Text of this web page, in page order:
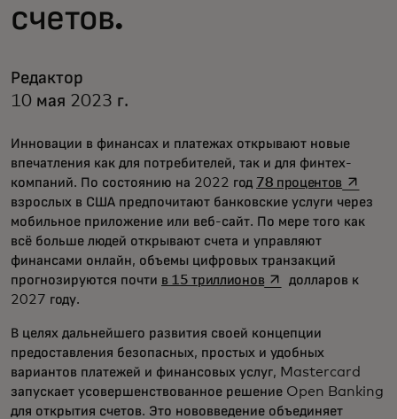
счетов.
Редактор
10 мая 2023 г.
Инновации в финансах и платежах открывают новые
впечатления как для потребителей, так и для финтех-
компаний. По состоянию на 2022 год 78 процентовopens
взрослых в США предпочитают банковские услуги через
мобильное приложение или веб-сайт. По мере того как
всё больше людей открывают счета и управляют
финансами онлайн, объемы цифровых транзакций
прогнозируются почти в 15 триллионовopens in a new tab
долларов к
2027 году.
В целях дальнейшего развития своей концепции
предоставления безопасных, простых и удобных
вариантов платежей и финансовых услуг, Mastercard
запускает усовершенствованное решение Open Banking
для открытия счетов. Это нововведение объединяет